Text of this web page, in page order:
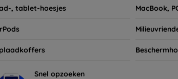
, tablet-hoesjes MacBook,
Snel opzoeken